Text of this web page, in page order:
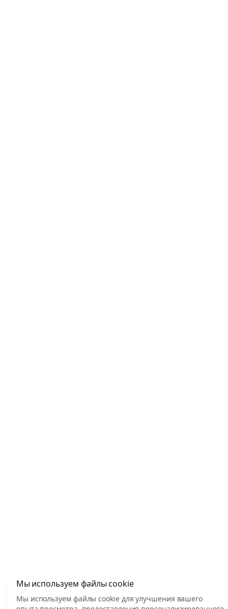
Мы используем файлы cookie
Мы используем файлы cookie для улучшения вашего